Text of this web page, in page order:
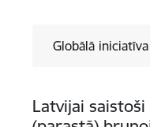
Globālā
Latvijai